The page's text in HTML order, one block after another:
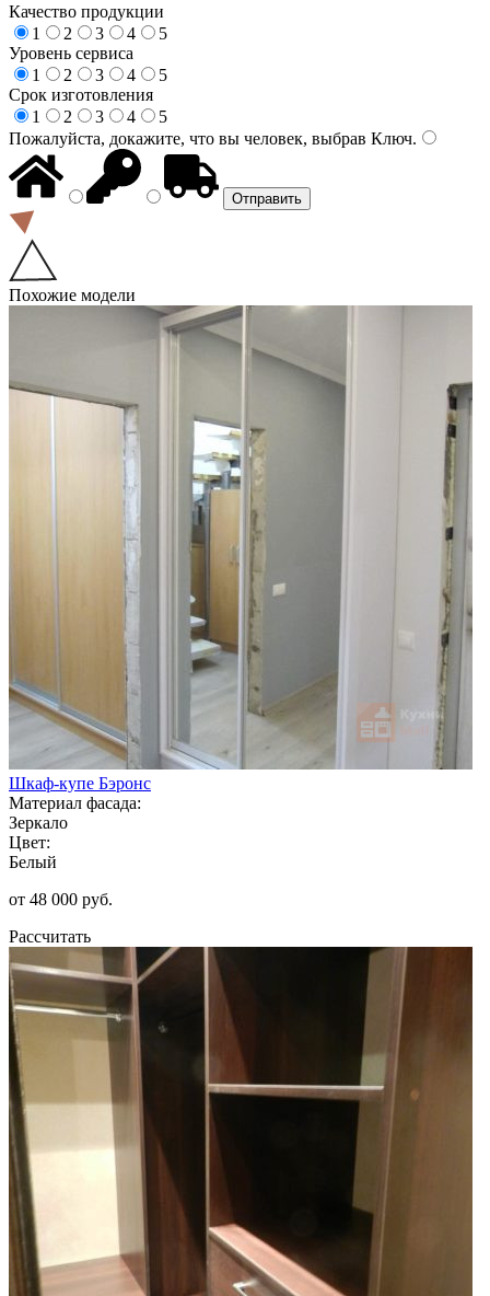
Качество продукции
1
2 3 4
5
Уровень сервиса
1
2 3 4
5
Срок изготовления
1
2 3 4
5
Пожалуйста, докажите, что вы человек, выбрав Ключ.
Похожие модели
Шкаф-купе Бэронс
Материал фасада:
Зеркало
Цвет:
Белый
от 48 000 руб.
Рассчитать